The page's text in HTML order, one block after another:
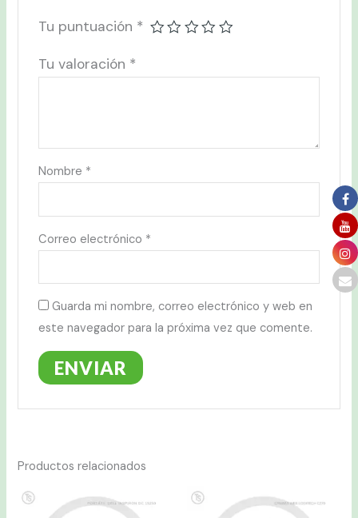
Tu puntuación *
Tu valoración *
Nombre *
Correo electrónico *
Guarda mi nombre, correo electrónico y web en
este navegador para la próxima vez que comente.
Productos relacionados